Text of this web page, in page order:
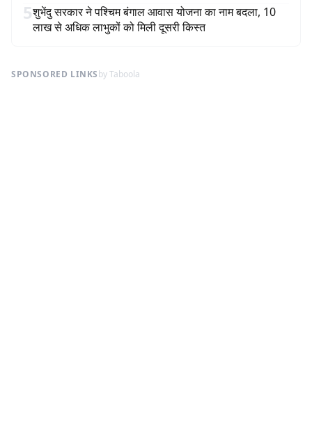
5शुभेंदु सरकार ने पश्चिम बंगाल आवास योजना का नाम बदला, 10
लाख से अधिक लाभुकों को मिली दूसरी किस्त
SPONSORED LINKSby Taboola